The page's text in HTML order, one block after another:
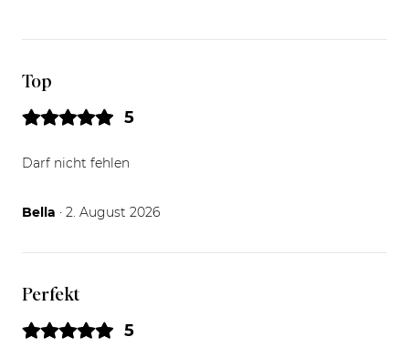
Top
5
Darf nicht fehlen
Bella 02.08.26
· 2. August 2026
Perfekt
5